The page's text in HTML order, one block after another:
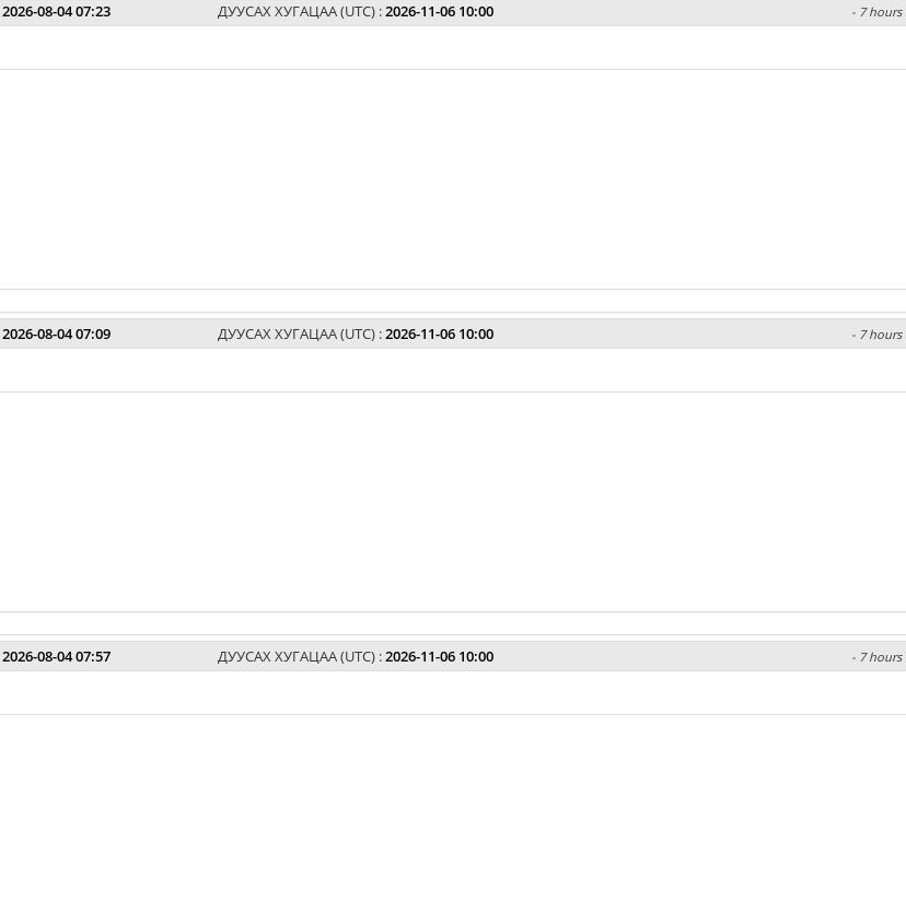
2026-08-04 07:23 ДУУСАХ ХУГАЦАА (UTC) :2026-11-06 10:00 - 7 hours
2026-08-04 07:09 ДУУСАХ ХУГАЦАА (UTC) :2026-11-06 10:00 - 7 hours
2026-08-04 07:57 ДУУСАХ ХУГАЦАА (UTC) :2026-11-06 10:00 - 7 hours